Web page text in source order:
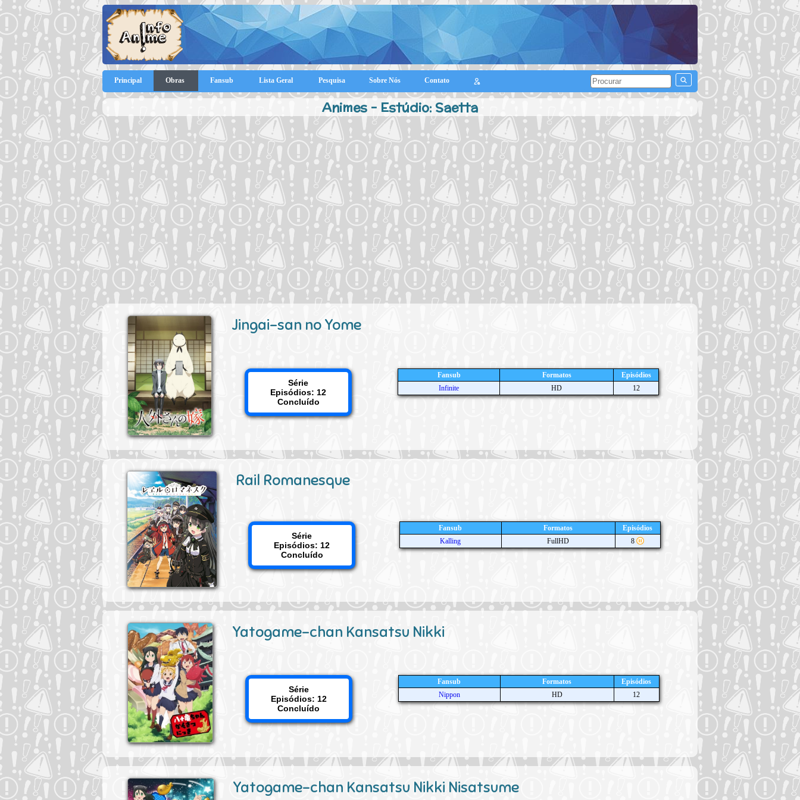
Principal Obras Fansub Lista Geral Pesquisa Sobre Nós Contato
Animes - Estúdio: Saetta
Jingai-san no Yome
Série
Episódios: 12
Concluído
Fansub Formatos
Episódios
Infinite
HD 12
Rail Romanesque
Série
Episódios: 12
Concluído
Fansub Formatos
Episódios
Kalling
FullHD 8
Yatogame-chan Kansatsu Nikki
Série
Episódios: 12
Concluído
Fansub Formatos
Episódios
Nippon
HD 12
Yatogame-chan Kansatsu Nikki Nisatsume